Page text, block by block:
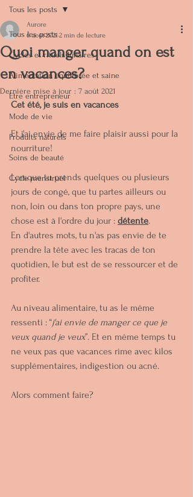
Tous les posts
Cycles et rituels lunaires
Alimentation équilibrée et saine
Etre entrepreneur
Mode de vie
Produits naturels
Soins de beauté
Cycle menstruel
Tous les posts
Quoi manger quand on est
en vacances?
Aurore
6 août 2021 2 min de lecture
Dernière mise à jour : 7 août 2021
Cet été, je suis en vacances
Et j'ai envie de me faire plaisir aussi pour la
nourriture!
Lorsque tu prends quelques ou plusieurs
jours de congé, que tu partes ailleurs ou
non, loin ou dans ton propre pays, une
chose est à l'ordre du jour : détente.
En d'autres mots, tu n'as pas envie de te
prendre la tête avec les tracas de ton
quotidien, le but est de se ressourcer et de
profiter.
Au niveau alimentaire, tu as le même
ressenti : “j'ai envie de manger ce que je
veux quand je veux”. Et en même temps tu
ne veux pas que vacances rime avec kilos
supplémentaires, indigestion ou acné.
Alors comment faire?